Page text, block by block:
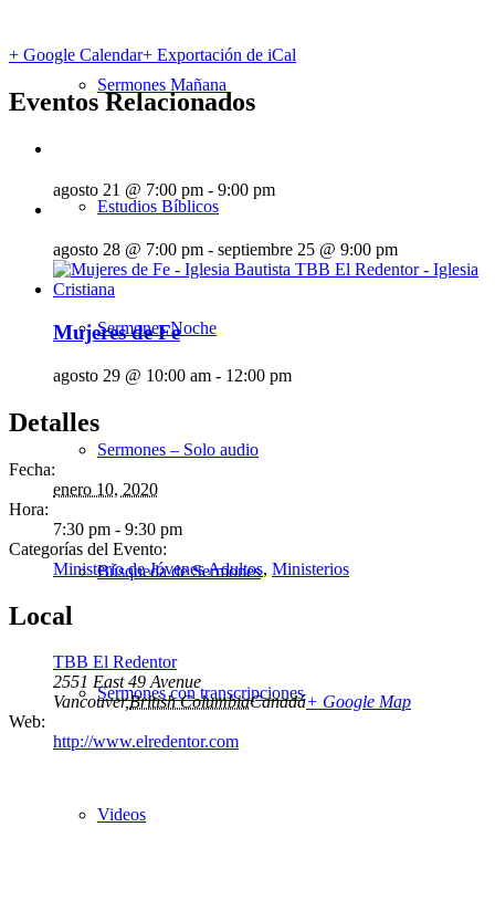
Sermones Mañana
Estudios Bíblicos
Sermones Noche
Sermones – Solo audio
Búsqueda de Sermones
Sermones con transcripciones
Videos
+ Google Calendar+ Exportación de iCal
Eventos Relacionados
agosto 21 @ 7:00 pm - 9:00 pm
agosto 28 @ 7:00 pm - septiembre 25 @ 9:00 pm
Mujeres de Fe
agosto 29 @ 10:00 am - 12:00 pm
Detalles
Fecha:
enero 10, 2020
Hora:
7:30 pm - 9:30 pm
Categorías del Evento:
Ministerio de Jóvenes Adultos, Ministerios
Local
TBB El Redentor
2551 East 49 Avenue
Vancouver,British ColumbiaCanadá+ Google Map
Web:
http://www.elredentor.com